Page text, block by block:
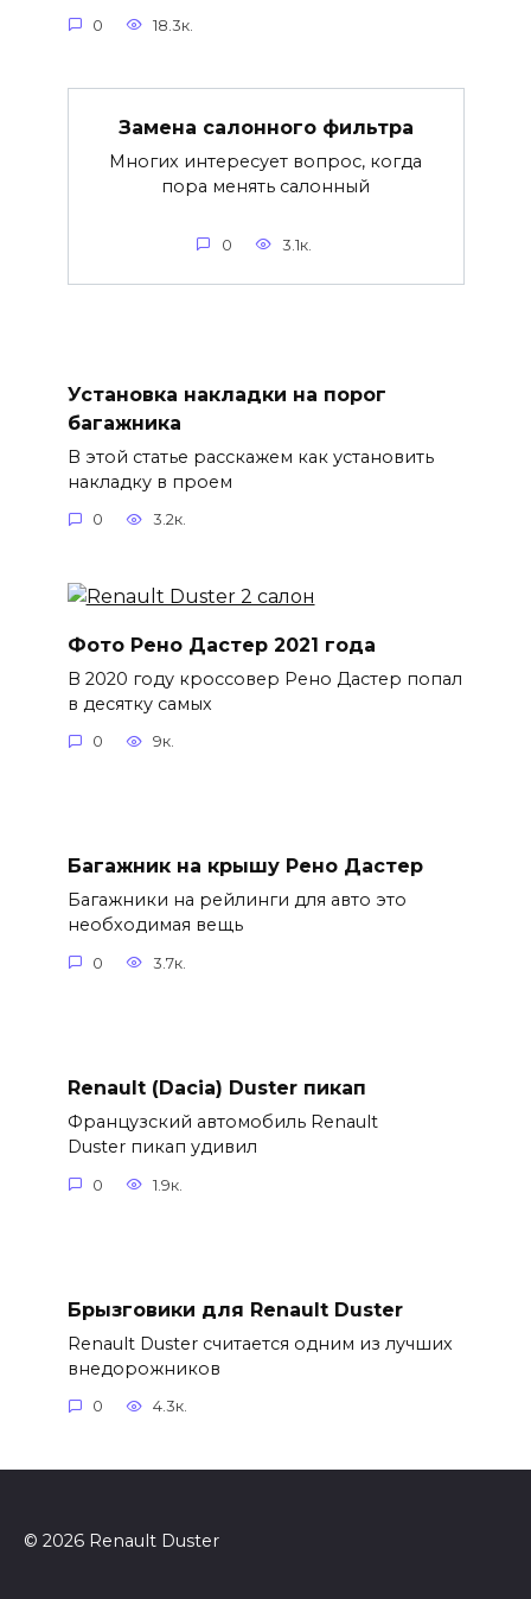
0 18.3к.
Замена салонного фильтра
Многих интересует вопрос, когда
пора менять салонный
0 3.1к.
Установка накладки на порог
багажника
В этой статье расскажем как установить
накладку в проем
0 3.2к.
Фото Рено Дастер 2021 года
В 2020 году кроссовер Рено Дастер попал
в десятку самых
0 9к.
Багажник на крышу Рено Дастер
Багажники на рейлинги для авто это
необходимая вещь
0 3.7к.
Renault (Dacia) Duster пикап
Французский автомобиль Renault
Duster пикап удивил
0 1.9к.
Брызговики для Renault Duster
Renault Duster считается одним из лучших
внедорожников
0 4.3к.
© 2026 Renault Duster